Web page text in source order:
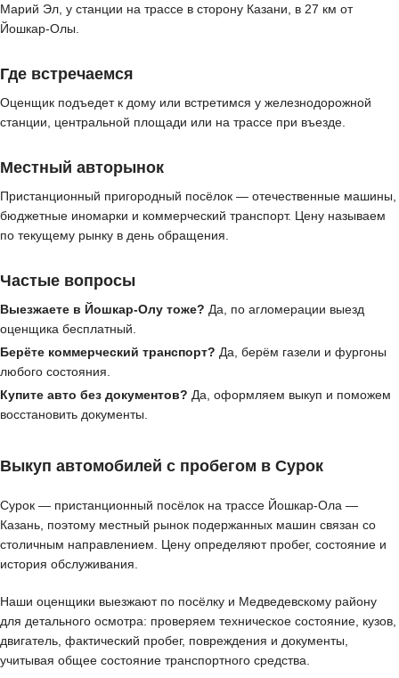
Марий Эл, у станции на трассе в сторону Казани, в 27 км от
Йошкар-Олы.
Где встречаемся
Оценщик подъедет к дому или встретимся у железнодорожной
станции, центральной площади или на трассе при въезде.
Местный авторынок
Пристанционный пригородный посёлок — отечественные машины,
бюджетные иномарки и коммерческий транспорт. Цену называем
по текущему рынку в день обращения.
Частые вопросы
Выезжаете в Йошкар-Олу тоже? Да, по агломерации выезд
оценщика бесплатный.
Берёте коммерческий транспорт? Да, берём газели и фургоны
любого состояния.
Купите авто без документов? Да, оформляем выкуп и поможем
восстановить документы.
Выкуп автомобилей с пробегом в Сурок
Сурок — пристанционный посёлок на трассе Йошкар-Ола —
Казань, поэтому местный рынок подержанных машин связан со
столичным направлением. Цену определяют пробег, состояние и
история обслуживания.
Наши оценщики выезжают по посёлку и Медведевскому району
для детального осмотра: проверяем техническое состояние, кузов,
двигатель, фактический пробег, повреждения и документы,
учитывая общее состояние транспортного средства.